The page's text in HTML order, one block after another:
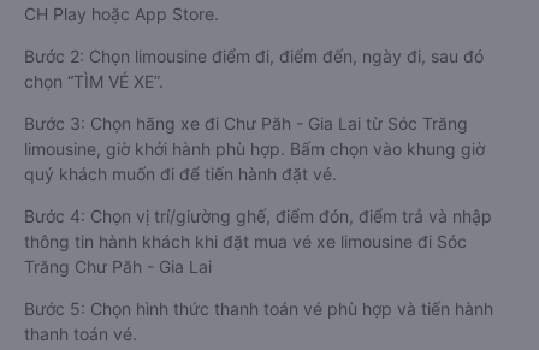
CH Play hoặc App Store.
Bước 2: Chọn limousine điểm đi, điểm đến, ngày đi, sau đó
chọn “TÌM VÉ XE”.
Bước 3: Chọn hãng xe đi Chư Păh - Gia Lai từ Sóc Trăng
limousine, giờ khởi hành phù hợp. Bấm chọn vào khung giờ
quý khách muốn đi để tiến hành đặt vé.
Bước 4: Chọn vị trí/giường ghế, điểm đón, điểm trả và nhập
thông tin hành khách khi đặt mua vé xe limousine đi Sóc
Trăng Chư Păh - Gia Lai
Bước 5: Chọn hình thức thanh toán vé phù hợp và tiến hành
thanh toán vé.